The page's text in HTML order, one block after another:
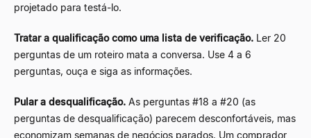
projetado para testá-lo.
Tratar a qualificação como uma lista de verificação. Ler 20
perguntas de um roteiro mata a conversa. Use 4 a 6
perguntas, ouça e siga as informações.
Pular a desqualificação. As perguntas #18 a #20 (as
perguntas de desqualificação) parecem desconfortáveis, mas
economizam semanas de negócios parados. Um comprador